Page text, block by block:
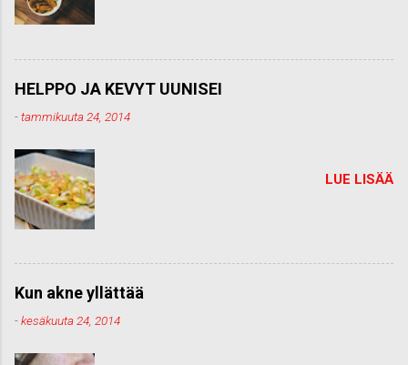
HELPPO JA KEVYT UUNISEI
-tammikuuta 24, 2014
LUE LISÄÄ
Kun akne yllättää
-kesäkuuta 24, 2014